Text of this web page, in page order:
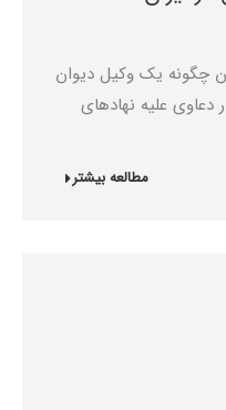
چگونه یک وکیل دیوان
دعاوی علیه نهادهای
مطالعه بیشتر